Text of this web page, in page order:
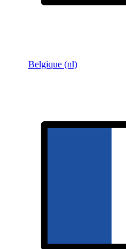
Belgique (nl)